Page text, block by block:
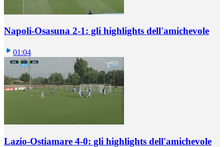
Napoli-Osasuna 2-1: gli highlights dell'amichevole
01:04
Lazio-Ostiamare 4-0: gli highlights dell'amichevole